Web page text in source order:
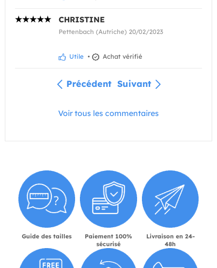
CHRISTINE
Pettenbach (Autriche) 20/02/2023
Utile • Achat vérifié
Précédent Suivant
Voir tous les commentaires
Guide des tailles
Paiement 100%
sécurisé
Livraison en 24-
48h